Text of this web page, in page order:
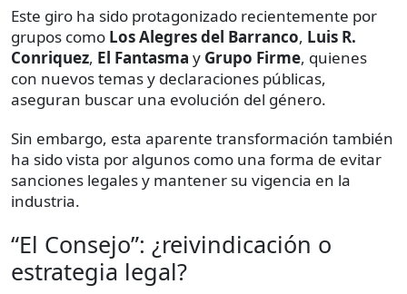
Este giro ha sido protagonizado recientemente por
grupos como Los Alegres del Barranco, Luis R.
Conriquez, El Fantasma y Grupo Firme, quienes
con nuevos temas y declaraciones públicas,
aseguran buscar una evolución del género.
Sin embargo, esta aparente transformación también
ha sido vista por algunos como una forma de evitar
sanciones legales y mantener su vigencia en la
industria.
“El Consejo”: ¿reivindicación o
estrategia legal?